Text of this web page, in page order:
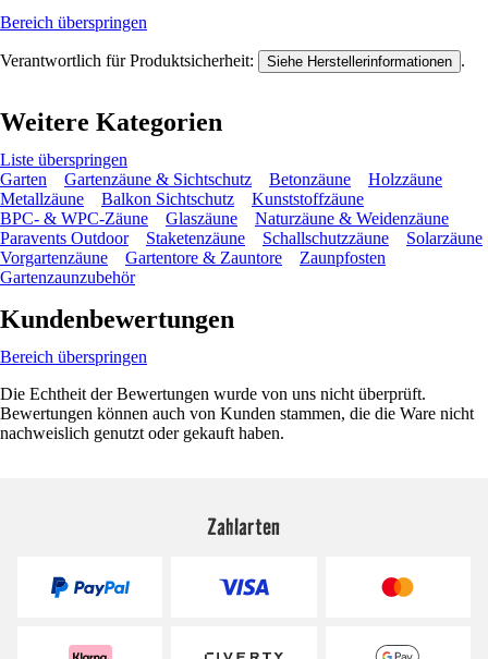
Bereich überspringen
Verantwortlich für Produktsicherheit: Siehe Herstellerinformationen .
Weitere Kategorien
Liste überspringen
Garten
Gartenzäune & Sichtschutz Betonzäune
Holzzäune
Metallzäune
Balkon Sichtschutz
Kunststoffzäune
BPC- & WPC-Zäune
Glaszäune
Naturzäune & Weidenzäune
Paravents Outdoor
Staketenzäune Schallschutzzäune
Solarzäune
Vorgartenzäune
Gartentore & Zauntore
Zaunpfosten
Gartenzaunzubehör
Kundenbewertungen
Bereich überspringen
Die Echtheit der Bewertungen wurde von uns nicht überprüft.
Bewertungen können auch von Kunden stammen, die die Ware nicht
nachweislich genutzt oder gekauft haben.
Zahlarten